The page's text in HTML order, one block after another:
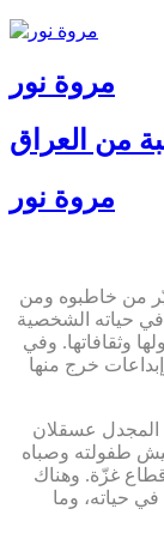
مروة نور
من العراق
مروة نور
من خاطبوه ومن
في حياته الشخصية
وثقافاتها. وفي
خرج منها
المجدل عسقلان
مع عائلته خلال نكبة 1948، ليعيش طفولته وصباه
غزّة. وهناك
حياته، وما